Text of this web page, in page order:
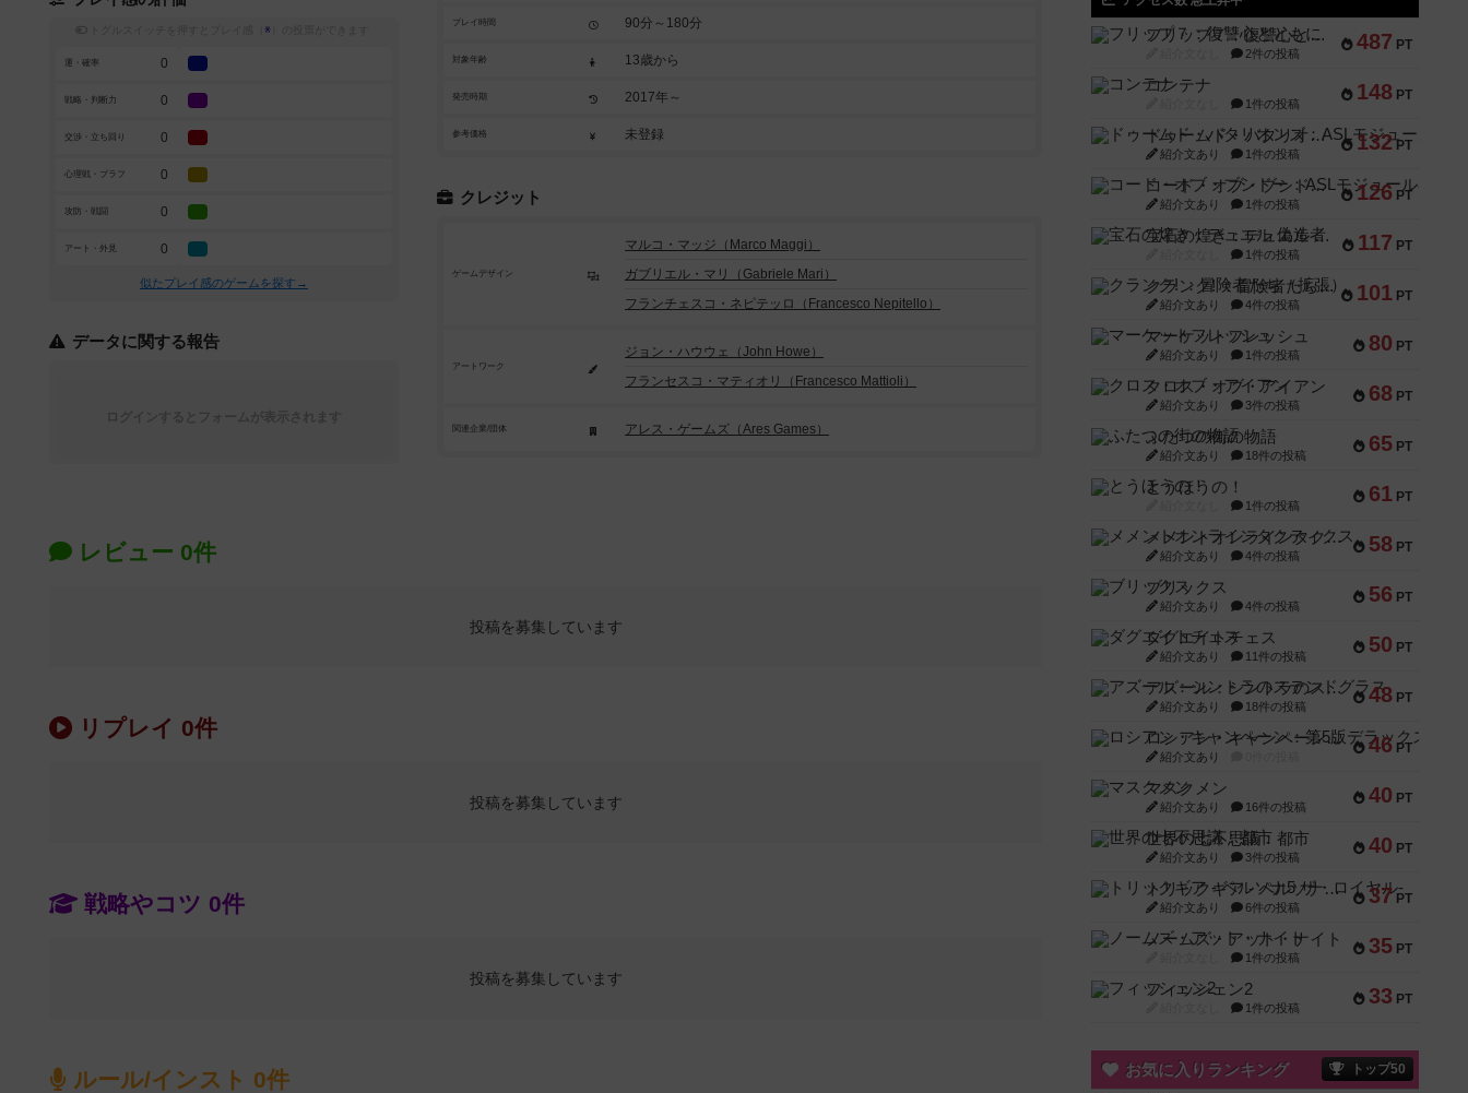
プレイ時間 90分～180分
対象年齢 13歳から
発売時期 2017年～
参考価格 未登録
クレジット
ゲームデザイン
マルコ・マッジ（Marco Maggi）
ガブリエル・マリ（Gabriele Mari）
フランチェスコ・ネピテッロ（Francesco Nepitello）
アートワーク
ジョン・ハウウェ（John Howe）
フランセスコ・マティオリ（Francesco Mattioli）
関連企業/団体 アレス・ゲームズ（Ares Games）
※
運・確率 0
戦略・判断力 0
交渉・立ち回り 0
心理戦・ブラフ 0
攻防・戦闘 0
アート・外見 0
似たプレイ感のゲームを探す→
データに関する報告
レビュー 0件
投稿を募集しています
リプレイ 0件
投稿を募集しています
戦略やコツ 0件
投稿を募集しています
ルール/インスト 0件
487 PT
フリップ７：復讐心とともに
2件の投稿
148 PT
コンテナ
1件の投稿
132 PT
ドゥームド・バタリオンズ：ASLモジュール11
紹介文あり 1件の投稿
126 PT
コード・オブ・ブシドー：ASLモジュール8
紹介文あり 1件の投稿
117 PT
宝石の煌き：デュエル 偽造者
1件の投稿
101 PT
クランク! ：冒険者たち（拡張）
紹介文あり 4件の投稿
80 PT
マーケットフレッシュ
紹介文あり 1件の投稿
68 PT
クロス・オブ・アイアン
紹介文あり 3件の投稿
65 PT
ふたつの街の物語
紹介文あり 18件の投稿
61 PT
とうほうの！
1件の投稿
58 PT
メメントオンラインタクティクス
紹介文あり 4件の投稿
56 PT
ブリックス
紹介文あり 4件の投稿
50 PT
ダグエイトチェス
紹介文あり 11件の投稿
48 PT
アズール：シントラのステンドグラス
紹介文あり 18件の投稿
46 PT
ロシアン・キャンペーン：第5版デラックス
紹介文あり
40 PT
マスクメン
紹介文あり 16件の投稿
40 PT
世界の七不思議：都市
紹介文あり 3件の投稿
37 PT
トリックギア - ペルソナ5 ザ・ロイヤル-
紹介文あり 6件の投稿
35 PT
ノームズ・アット・ナイト
1件の投稿
33 PT
フィッシェン2
1件の投稿
お気に入りランキング トップ50